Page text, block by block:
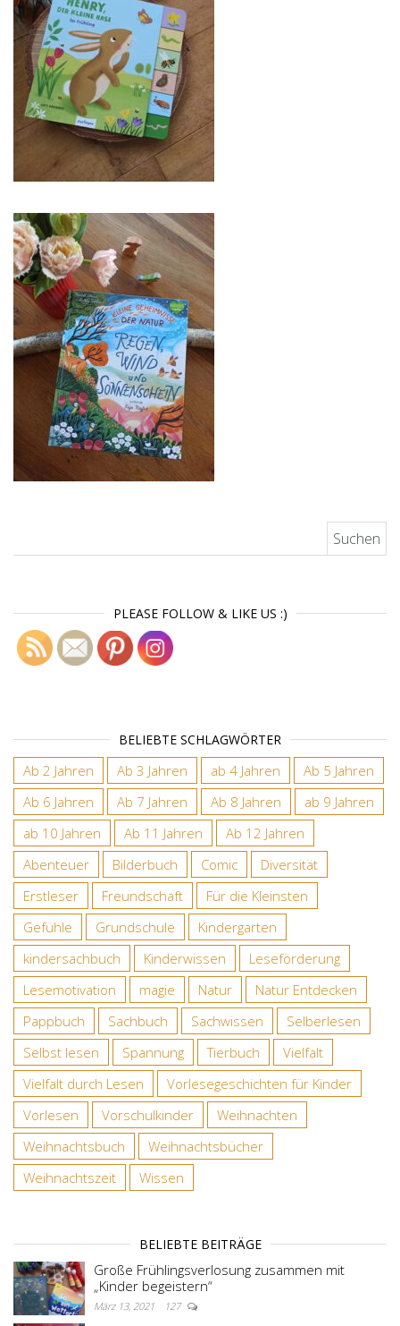
PLEASE FOLLOW & LIKE US :)
BELIEBTE SCHLAGWÖRTER
Ab 2 Jahren Ab 3 Jahren ab 4 Jahren
Ab 5 Jahren
Ab 6 Jahren
Ab 7 Jahren Ab 8 Jahren
ab 9 Jahren
ab 10 Jahren
Ab 11 Jahren
Ab 12 Jahren
Abenteuer
Bilderbuch Comic
Diversität
Erstleser
Freundschaft
Für die Kleinsten
Gefühle
Grundschule
Kindergarten
kindersachbuch
Kinderwissen
Leseförderung
Lesemotivation
magie Natur
Natur Entdecken
Pappbuch
Sachbuch Sachwissen
Selberlesen
Selbst lesen
Spannung Tierbuch
Vielfalt
Vielfalt durch Lesen
Vorlesegeschichten für Kinder
Vorlesen
Vorschulkinder
Weihnachten
Weihnachtsbuch
Weihnachtsbücher
Weihnachtszeit
Wissen
BELIEBTE BEITRÄGE
Große Frühlingsverlosung zusammen mit
„Kinder begeistern“
März 13, 2021 127